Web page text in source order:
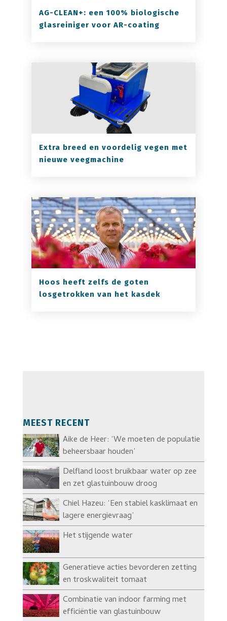
AG-CLEAN+: een 100% biologische
glasreiniger voor AR-coating
Extra breed en voordelig vegen met
nieuwe veegmachine
Hoos heeft zelfs de goten
losgetrokken van het kasdek
MEEST RECENT
Aike de Heer: ‘We moeten de populatie
beheersbaar houden’
Delfland loost bruikbaar water op zee
en zet glastuinbouw droog
Chiel Hazeu: ‘Een stabiel kasklimaat en
lagere energievraag’
Het stijgende water
Generatieve acties bevorderen zetting
en troskwaliteit tomaat
Combinatie van indoor farming met
efficiëntie van glastuinbouw